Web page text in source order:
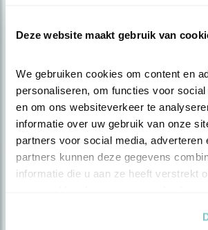
Deze website maakt gebruik van
We gebruiken cookies om content en
personaliseren, om functies voor
en om ons websiteverkeer te
informatie over uw gebruik van onze
partners voor social media, adverteren
partners kunnen deze gegevens
informatie die u aan ze heeft verstrekt